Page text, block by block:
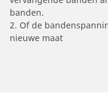
banden.
2. Of de
nieuwe maat